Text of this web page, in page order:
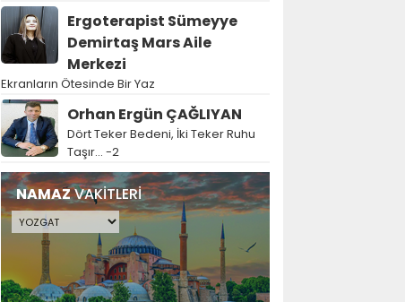
Ergoterapist Sümeyye
Demirtaş Mars Aile
Merkezi
Ekranların Ötesinde Bir Yaz
Orhan Ergün ÇAĞLIYAN
Dört Teker Bedeni, İki Teker Ruhu
Taşır… -2
NAMAZVAKİTLERİ